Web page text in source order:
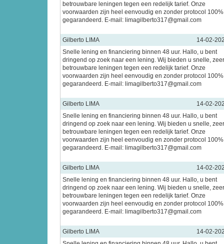
betrouwbare leningen tegen een redelijk tarief. Onze
voorwaarden zijn heel eenvoudig en zonder protocol 100%
gegarandeerd. E-mail: limagilberto317@gmail.com
Gilberto LIMA
14-02-
Snelle lening en financiering binnen 48 uur. Hallo, u bent
dringend op zoek naar een lening. Wij bieden u snelle, zeer
betrouwbare leningen tegen een redelijk tarief. Onze
voorwaarden zijn heel eenvoudig en zonder protocol 100%
gegarandeerd. E-mail: limagilberto317@gmail.com
Gilberto LIMA
14-02-
Snelle lening en financiering binnen 48 uur. Hallo, u bent
dringend op zoek naar een lening. Wij bieden u snelle, zeer
betrouwbare leningen tegen een redelijk tarief. Onze
voorwaarden zijn heel eenvoudig en zonder protocol 100%
gegarandeerd. E-mail: limagilberto317@gmail.com
Gilberto LIMA
14-02-
Snelle lening en financiering binnen 48 uur. Hallo, u bent
dringend op zoek naar een lening. Wij bieden u snelle, zeer
betrouwbare leningen tegen een redelijk tarief. Onze
voorwaarden zijn heel eenvoudig en zonder protocol 100%
gegarandeerd. E-mail: limagilberto317@gmail.com
Gilberto LIMA
14-02-